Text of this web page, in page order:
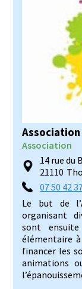
Association
14 rue du
21110
07 50 42
Le but de
organisant
sont
élémentaire
financer les
animations